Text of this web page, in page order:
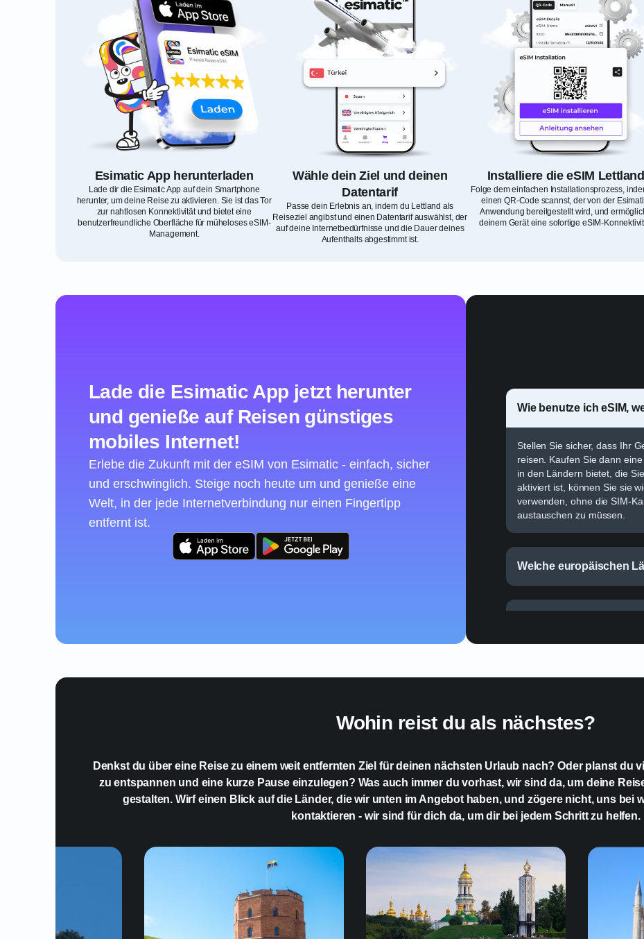
Esimatic App herunterladen
Lade dir die Esimatic App auf dein Smartphone
herunter, um deine Reise zu aktivieren. Sie ist das Tor
zur nahtlosen Konnektivität und bietet eine
benutzerfreundliche Oberfläche für müheloses eSIM-
Management.
Wähle dein Ziel und deinen
Datentarif
Passe dein Erlebnis an, indem du Lettland als
Reiseziel angibst und einen Datentarif auswählst, der
auf deine Internetbedürfnisse und die Dauer deines
Aufenthalts abgestimmt ist.
Installiere die eSIM Lettland
Folge dem einfachen Installationsprozess,
einen QR-Code scannst, der von der
Anwendung bereitgestellt wird, und
deinem Gerät eine sofortige eSIM-
Lade die Esimatic App jetzt herunter
und genieße auf Reisen günstiges
mobiles Internet!
Erlebe die Zukunft mit der eSIM von Esimatic - einfach, sicher
und erschwinglich. Steige noch heute um und genieße eine
Welt, in der jede Internetverbindung nur einen Fingertipp
entfernt ist.
Wie benutze ich eSIM,
Stellen Sie sicher, dass Ihr
reisen. Kaufen Sie dann
in den Ländern bietet, die
aktiviert ist, können Sie sie
verwenden, ohne die SIM-
austauschen zu müssen.
Welche europäischen
Wohin reist du als nächstes?
Denkst du über eine Reise zu einem weit entfernten Ziel für deinen nächsten Urlaub nach? Oder planst du
zu entspannen und eine kurze Pause einzulegen? Was auch immer du vorhast, wir sind da, um deine
gestalten. Wirf einen Blick auf die Länder, die wir unten im Angebot haben, und zögere nicht, uns bei
kontaktieren - wir sind für dich da, um dir bei jedem Schritt zu helfen.